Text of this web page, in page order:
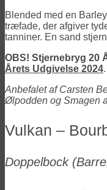
Blended med en
træfade, der afgiver
tanniner. En sand
OBS! Stjernebryg 20
Årets Udgivelse 2024.
Anbefalet af Carsten
Ølpodden og Smagen
Vulkan –
Doppelbock